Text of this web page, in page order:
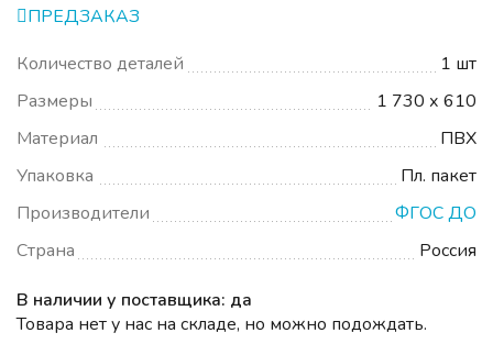
ПРЕДЗАКАЗ
Количество деталей
1 шт
Размеры
1 730 х 610
Материал
ПВХ
Упаковка
Пл. пакет
Производители
ФГОС ДО
Страна
Россия
В наличии у поставщика: да
Товара нет у нас на складе, но можно подождать.